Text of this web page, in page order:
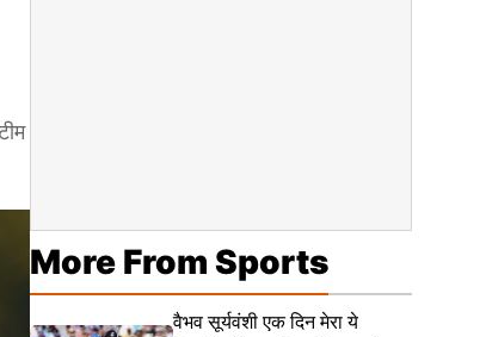
More From Sports
वैभव सूर्यवंशी एक दिन मेरा ये